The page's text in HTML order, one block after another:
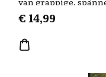
van communiste en
Brijs over
kunstenares Roos
verschillende meer
auteurs en
Managementboek.nl
€ 14,99